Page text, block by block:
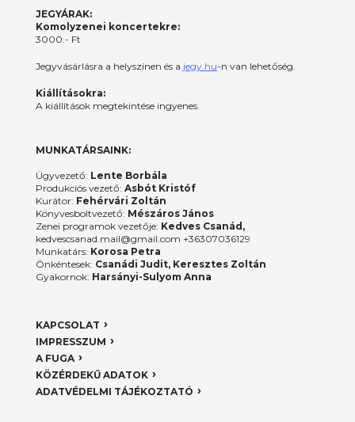
JEGYÁRAK:
Komolyzenei koncertekre:
3000.- Ft
Jegyvásárlásra a helyszínen és a jegy.hu-n van lehetőség.
Kiállításokra:
A kiállítások megtekintése ingyenes.
MUNKATÁRSAINK:
Ügyvezető: Lente Borbála
Produkciós vezető: Asbót Kristóf
Kurátor: Fehérvári Zoltán
Könyvesboltvezető: Mészáros János
Zenei programok vezetője: Kedves Csanád,
kedvescsanad.mail@gmail.com +36307036129
Munkatárs: Korosa Petra
Önkéntesek: Csanádi Judit, Keresztes Zoltán
Gyakornok: Harsányi-Sulyom Anna
KAPCSOLAT
IMPRESSZUM
A FUGA
KÖZÉRDEKŰ ADATOK
ADATVÉDELMI TÁJÉKOZTATÓ